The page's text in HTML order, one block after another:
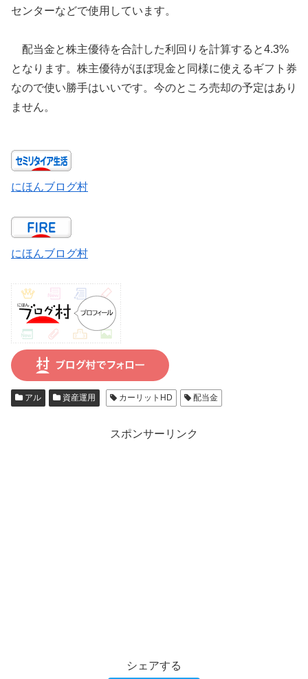
センターなどで使用しています。
配当金と株主優待を合計した利回りを計算すると4.3%
となります。株主優待がほぼ現金と同様に使えるギフト券
なので使い勝手はいいです。今のところ売却の予定はあり
ません。
にほんブログ村
にほんブログ村
アル 資産運用 カーリットHD 配当金
スポンサーリンク
シェアする